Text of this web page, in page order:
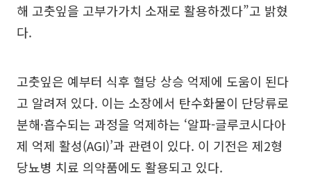
해 고춧잎을 고부가가치 소재로 활용하겠다”고 밝혔
다.
고춧잎은 예부터 식후 혈당 상승 억제에 도움이 된다
고 알려져 있다. 이는 소장에서 탄수화물이 단당류로
분해·흡수되는 과정을 억제하는 ‘알파-글루코시다아
제 억제 활성(AGI)’과 관련이 있다. 이 기전은 제2형
당뇨병 치료 의약품에도 활용되고 있다.